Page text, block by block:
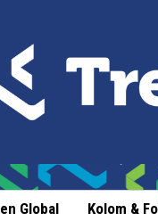
Global Kolom &